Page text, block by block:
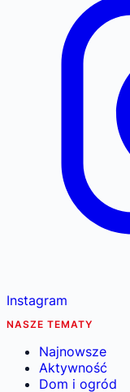
Instagram
NASZE TEMATY
Najnowsze
Aktywność
Dom i ogród